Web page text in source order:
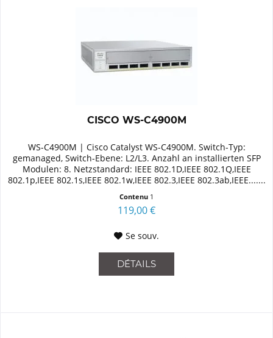
CISCO WS-C4900M
WS-C4900M | Cisco Catalyst WS-C4900M. Switch-Typ:
gemanaged, Switch-Ebene: L2/L3. Anzahl an installierten SFP
Modulen: 8. Netzstandard: IEEE 802.1D,IEEE 802.1Q,IEEE
802.1p,IEEE 802.1s,IEEE 802.1w,IEEE 802.3,IEEE 802.3ab,IEEE.......
Contenu 1
119,00 €
Se souv.
DÉTAILS